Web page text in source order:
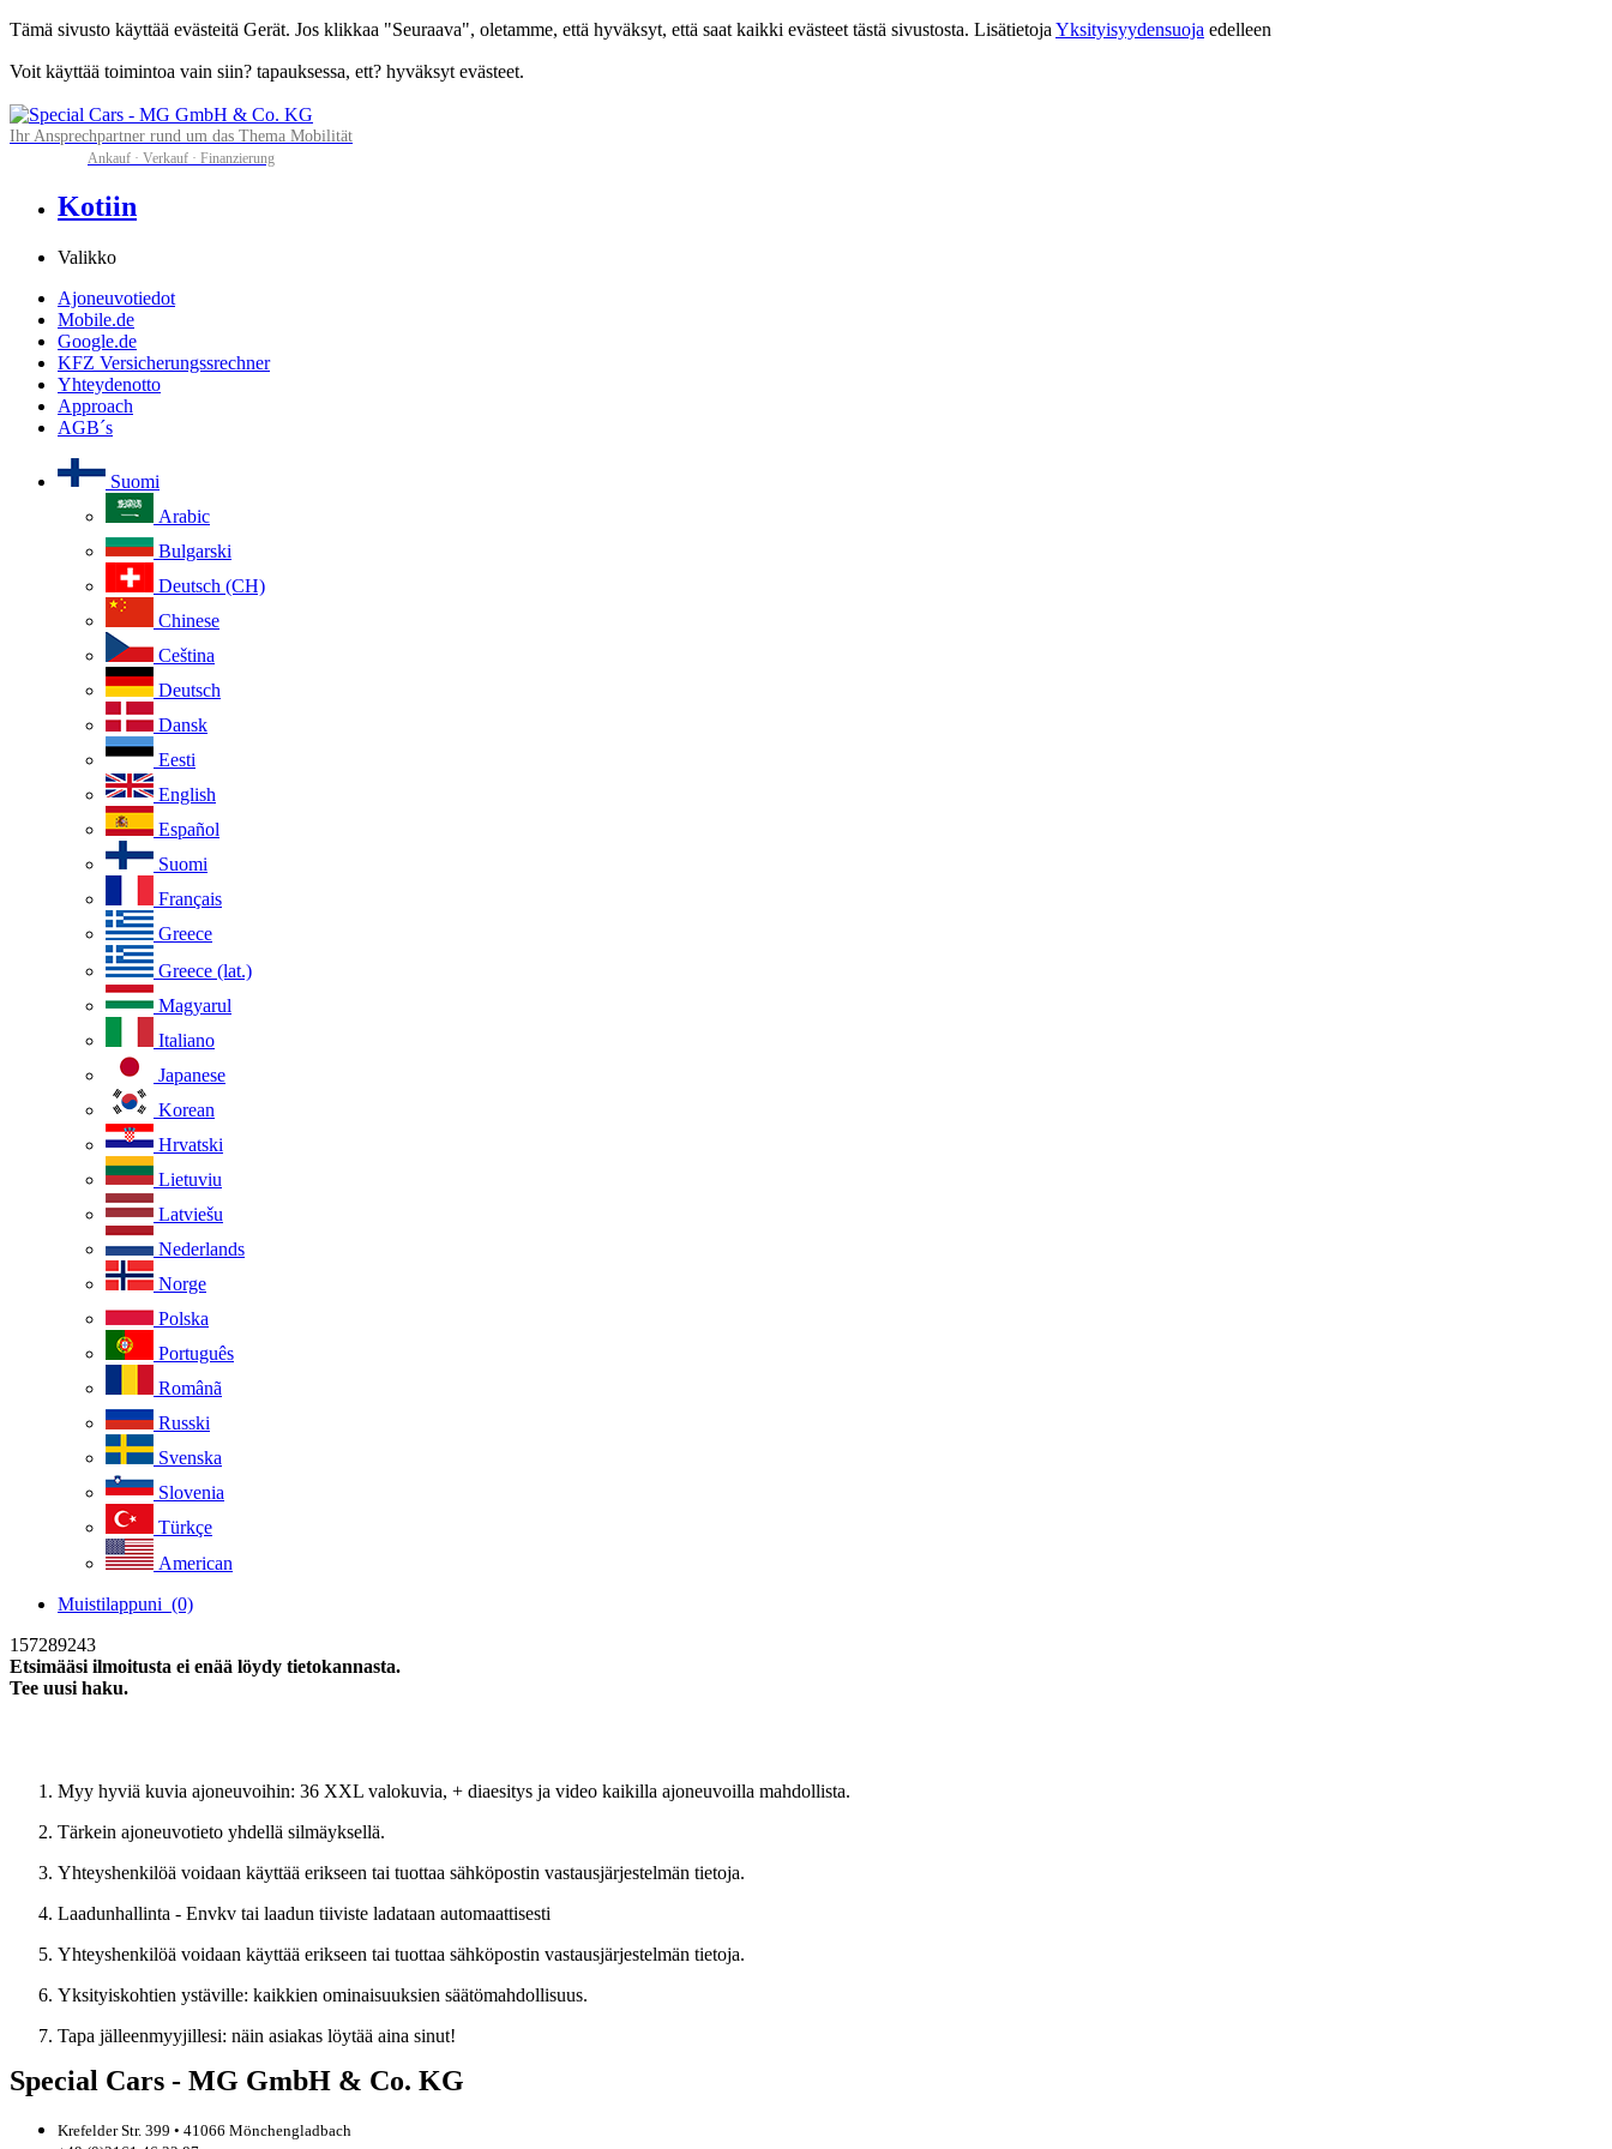
Tämä sivusto käyttää evästeitä Gerät. Jos klikkaa "Seuraava", oletamme, että hyväksyt, että saat kaikki evästeet tästä sivustosta. Lisätietoja Yksityisyydensuoja edelleen
Voit käyttää toimintoa vain siin? tapauksessa, ett? hyväksyt evästeet.
Ihr Ansprechpartner rund um das Thema Mobilität
Ankauf · Verkauf · Finanzierung
Kotiin
Valikko
Ajoneuvotiedot
Mobile.de
Google.de
KFZ Versicherungssrechner
Yhteydenotto
Approach
AGB´s
Suomi
Arabic
Bulgarski
Deutsch (CH)
Chinese
Ceština
Deutsch
Dansk
Eesti
English
Español
Suomi
Français
Greece
Greece (lat.)
Magyarul
Italiano
Japanese
Korean
Hrvatski
Lietuviu
Latviešu
Nederlands
Norge
Polska
Português
Românã
Russki
Svenska
Slovenia
Türkçe
American
Muistilappuni (0)
157289243
Etsimääsi ilmoitusta ei enää löydy tietokannasta.
Tee uusi haku.
Myy hyviä kuvia ajoneuvoihin: 36 XXL valokuvia, + diaesitys ja video kaikilla ajoneuvoilla mahdollista.
Tärkein ajoneuvotieto yhdellä silmäyksellä.
Yhteyshenkilöä voidaan käyttää erikseen tai tuottaa sähköpostin vastausjärjestelmän tietoja.
Laadunhallinta - Envkv tai laadun tiiviste ladataan automaattisesti
Yhteyshenkilöä voidaan käyttää erikseen tai tuottaa sähköpostin vastausjärjestelmän tietoja.
Yksityiskohtien ystäville: kaikkien ominaisuuksien säätömahdollisuus.
Tapa jälleenmyyjillesi: näin asiakas löytää aina sinut!
Special Cars - MG GmbH & Co. KG
Krefelder Str. 399 • 41066 Mönchengladbach